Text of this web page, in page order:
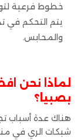
خطوط فرعية
يتم التحكم في
والمحابس.
لماذا نحن
بصبيا؟
هناك عدة أسباب
شبكات الري في